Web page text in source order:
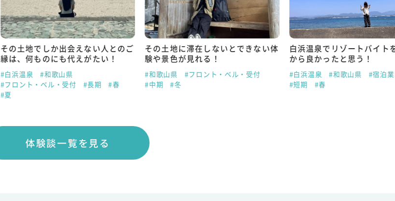
その土地でしか出会えない人とのご
縁は、何ものにも代えがたい！
#白浜温泉
#和歌山県
#フロント・ベル・受付
#長期
#春
#夏
その土地に滞在しないとできない体
験や景色が見れる！
#和歌山県
#フロント・ベル・受付
#中期
#冬
白浜温泉でリゾートバイト
から良かったと思う！
#白浜温泉 #和歌山県
#宿泊
#短期
#春
体験談一覧を見る